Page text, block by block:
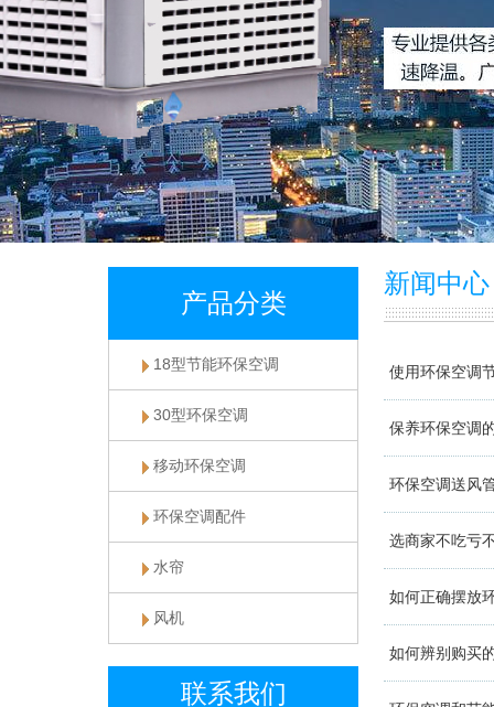
产品分类
18型节能环保空调
30型环保空调
移动环保空调
环保空调配件
水帘
风机
联系我们
新闻中心
使用环保空调
保养环保空调
环保空调送风
选商家不吃亏
如何正确摆放
如何辨别购买